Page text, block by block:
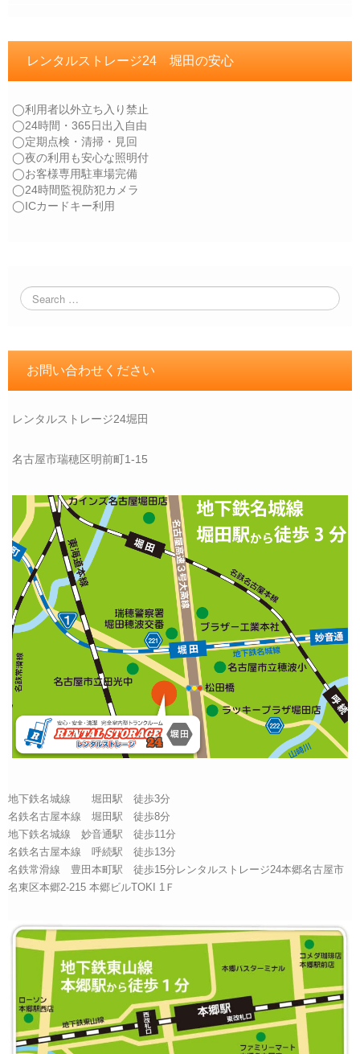
レンタルストレージ24 堀田の安心
◯利用者以外立ち入り禁止
◯24時間・365日出入自由
◯定期点検・清掃・見回
◯夜の利用も安心な照明付
◯お客様専用駐車場完備
◯24時間監視防犯カメラ
◯ICカードキー利用
お問い合わせください
レンタルストレージ24堀田
名古屋市瑞穂区明前町1-15
地下鉄名城線 堀田駅 徒歩3分
名鉄名古屋本線 堀田駅 徒歩8分
地下鉄名城線 妙音通駅 徒歩11分
名鉄名古屋本線 呼続駅 徒歩13分
名鉄常滑線 豊田本町駅 徒歩15分レンタルストレージ24本郷名古屋市
名東区本郷2-215 本郷ビルTOKI 1Ｆ